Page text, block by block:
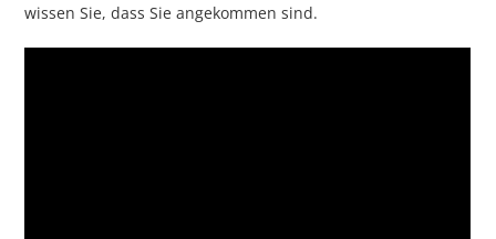
wissen Sie, dass Sie angekommen sind.